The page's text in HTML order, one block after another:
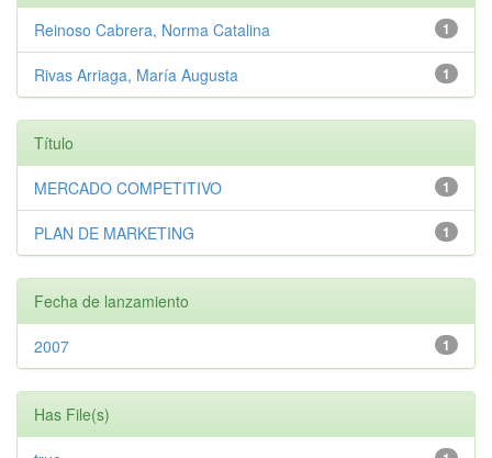
1
Reinoso Cabrera, Norma Catalina
1
Rivas Arriaga, María Augusta
Título
1
MERCADO COMPETITIVO
1
PLAN DE MARKETING
Fecha de lanzamiento
1
2007
Has File(s)